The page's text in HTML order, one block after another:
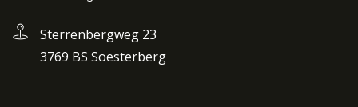
Sterrenbergweg 23
3769 BS Soesterberg